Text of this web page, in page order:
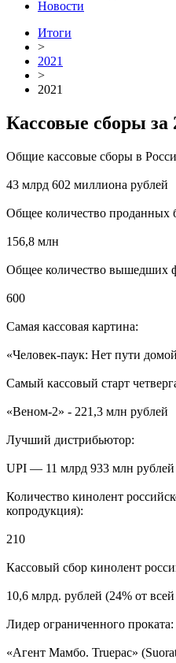
Новости
Итоги
>
2021
>
2021
Кассовые сборы за
Общие кассовые сборы в
43 млрд 602 миллиона рублей
Общее количество проданных
156,8 млн
Общее количество вышедших
600
Cамая кассовая картина:
«Человек-паук: Нет пути
Самый кассовый старт
«Веном-2» - 221,3 млн рублей
Лучший дистрибьютор:
UPI — 11 млрд 933 млн рублей
Количество кинолент
копродукция):
210
Кассовый сбор кинолент
10,6 млрд. рублей (24% от
Лидер ограниченного проката:
«Агент Мамбо. Truepac»